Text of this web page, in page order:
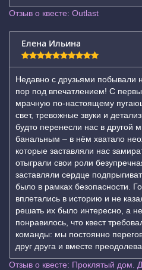
Отзыв о квесте: Outlast
Елена Ильина
Недавно с друзьями побывали
пор под впечатлением! С
мрачную по-настоящему
свет, тревожные звуки и
будто перенесли нас в другой
банальным – в нём хватало
которые заставляли нас
отыграли свои роли
заставляли сердце
было в рамках безопасности.
вплетались в историю и не
решать их было интересно, а
понравилось, что квест
команды: мы постоянно
друг друга и вместе
Отзыв о квесте: Проклятый дом.